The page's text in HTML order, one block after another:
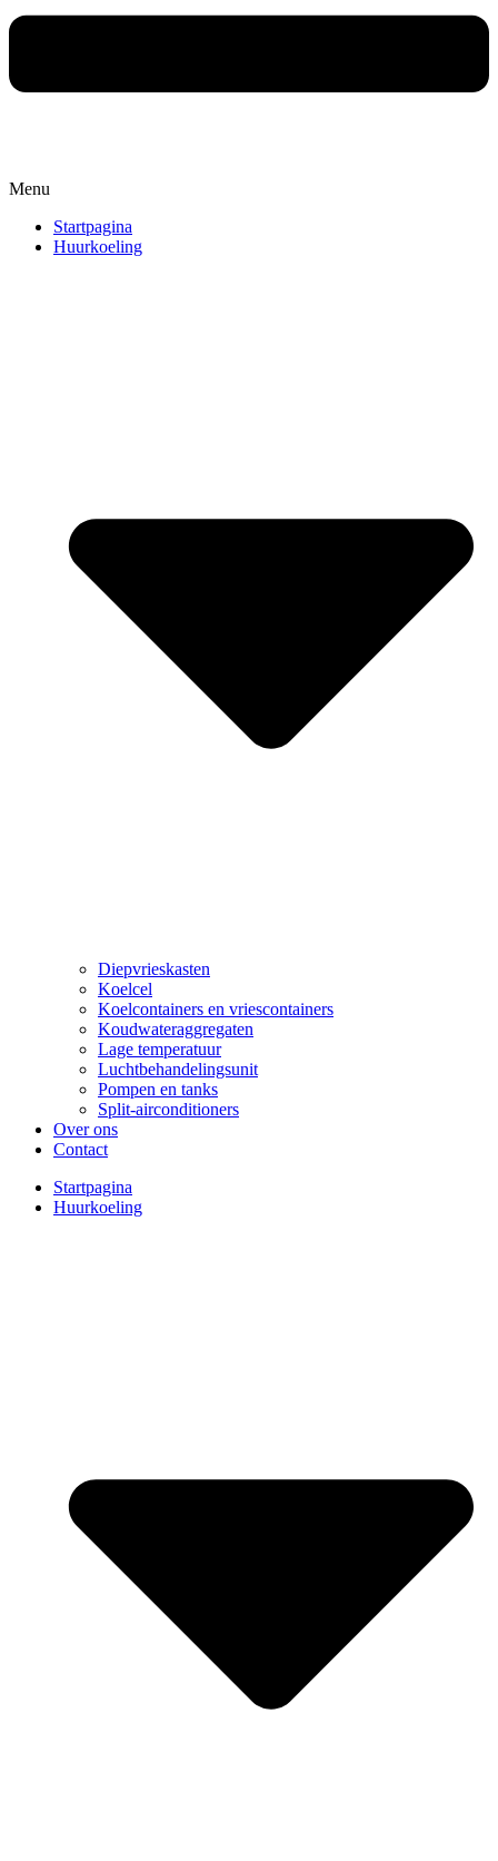
Menu
Startpagina
Huurkoeling
Diepvrieskasten
Koelcel
Koelcontainers en vriescontainers
Koudwateraggregaten
Lage temperatuur
Luchtbehandelingsunit
Pompen en tanks
Split-airconditioners
Over ons
Contact
Startpagina
Huurkoeling